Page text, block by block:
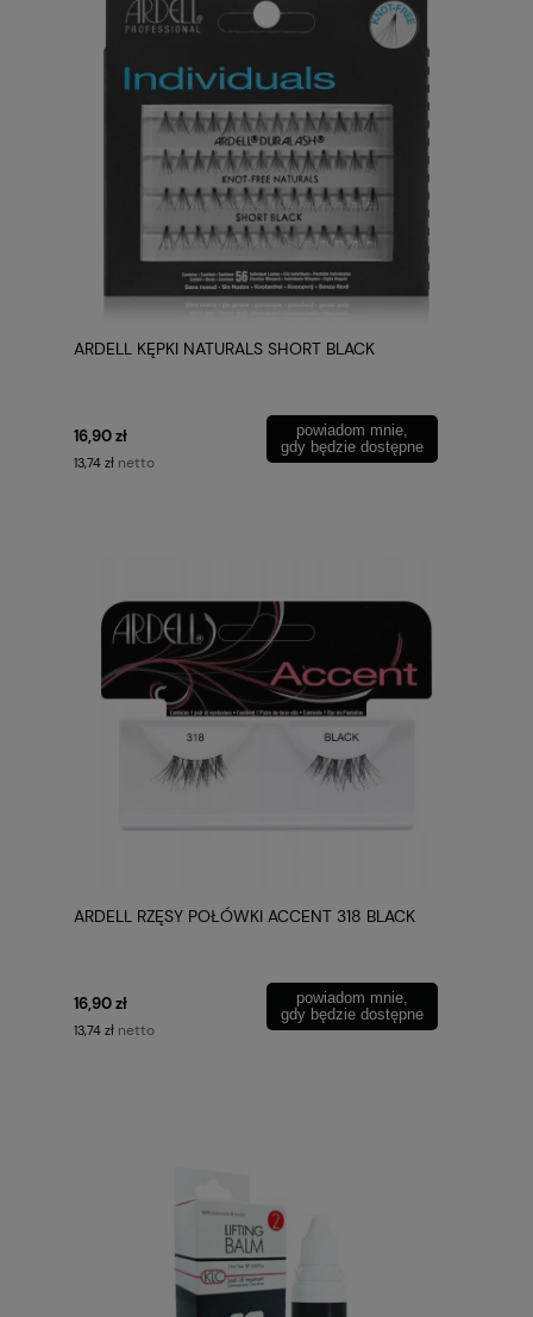
ARDELL KĘPKI NATURALS SHORT BLACK
16,90 zł
13,74 zł netto
powiadom mnie,
gdy będzie dostępne
ARDELL RZĘSY POŁÓWKI ACCENT 318 BLACK
16,90 zł
13,74 zł netto
powiadom mnie,
gdy będzie dostępne